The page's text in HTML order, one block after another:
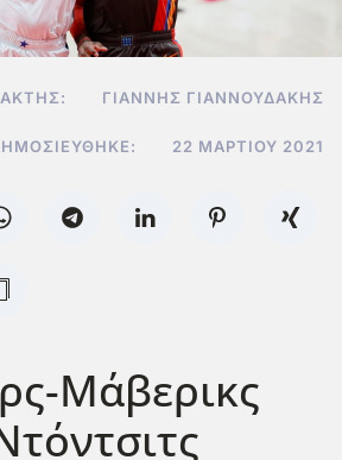
ΓΙΆΝΝΗΣ ΓΙΑΝΝΟΥΔΆΚΗΣ
22 ΜΑΡΤΊΟΥ 2021
Μάβερικς